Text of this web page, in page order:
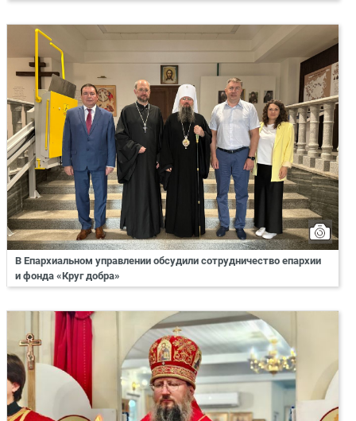
В Епархиальном управлении обсудили сотрудничество епархии
и фонда «Круг добра»